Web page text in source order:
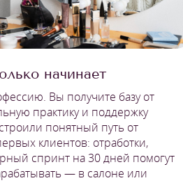
начинает
Вы получите базу от
практику и поддержку
понятный путь от
клиентов: отработки,
спринт на 30 дней помогут
— в салоне или